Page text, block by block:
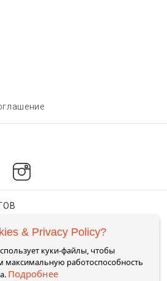
& Privacy Policy?
куки-файлы, чтобы
максимальную работоспособность
Подробнее